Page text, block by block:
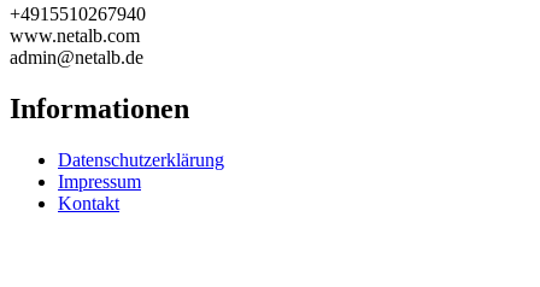
+4915510267940
www.netalb.com
admin@netalb.de
Informationen
Datenschutzerklärung
Impressum
Kontakt